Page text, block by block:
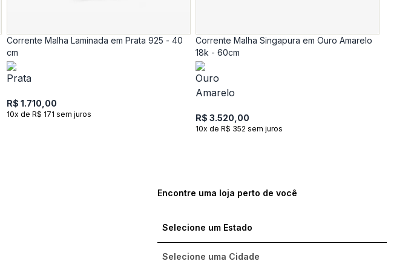
Corrente Malha Laminada em Prata 925 - 40
cm
R$ 1.710,00
10x de R$ 171 sem juros
Corrente Malha Singapura em Ouro Amarelo
18k - 60cm
R$ 3.520,00
10x de R$ 352 sem juros
Encontre uma loja perto de você